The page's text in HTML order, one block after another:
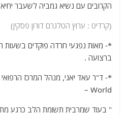
הקרובים עם נשיא גמביה לשעבר
(קרדיט : ערוץ הטלגרם דורון פסקין)
*- מאות נפגעי חרדה פוקדים בשעות
ברצועה .
World –
" בעוד שמרבית תשומת הלב כרגע